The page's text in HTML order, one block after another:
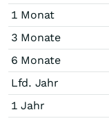
1 Monat
3 Monate
6 Monate
Lfd. Jahr
1 Jahr